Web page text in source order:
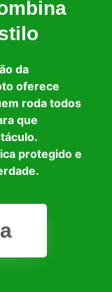
da
oferece
roda todos
que
protegido e